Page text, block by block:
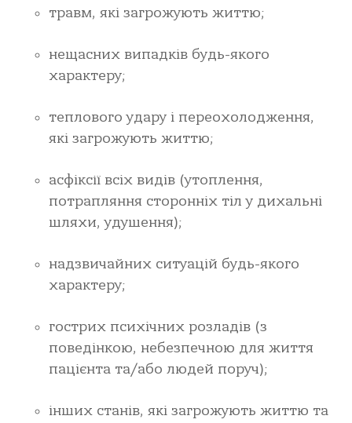
травм, які загрожують життю;
нещасних випадків будь-якого
характеру;
теплового удару і переохолодження,
які загрожують життю;
асфіксії всіх видів (утоплення,
потрапляння сторонніх тіл у дихальні
шляхи, удушення);
надзвичайних ситуацій будь-якого
характеру;
гострих психічних розладів (з
поведінкою, небезпечною для життя
пацієнта та/або людей поруч);
інших станів, які загрожують життю та